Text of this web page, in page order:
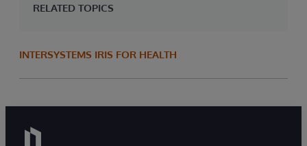
RELATED TOPICS
INTERSYSTEMS IRIS FOR HEALTH